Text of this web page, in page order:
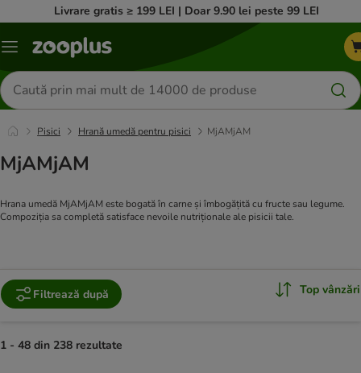
Livrare gratis ≥ 199 LEI | Doar 9.90 lei peste 99 LEI
Categorii
Căutare
produse
Pisici Hrană umedă pentru pisici MjAMjAM
MjAMjAM
Hrana umedă MjAMjAM este bogată în carne și îmbogățită cu fructe sau legume.
Compoziția sa completă satisface nevoile nutriționale ale pisicii tale.
Filtrează după Top vânzări
1 - 48 din 238 rezultate